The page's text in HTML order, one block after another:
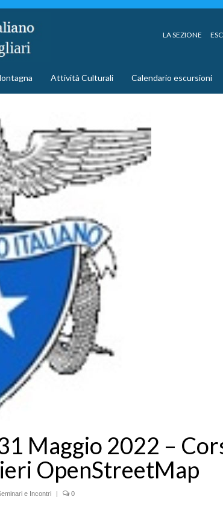
LA SEZIONE
Attività Culturali Calendario escursioni
Maggio 2022 –
OpenStreetMap
e Incontri | 0